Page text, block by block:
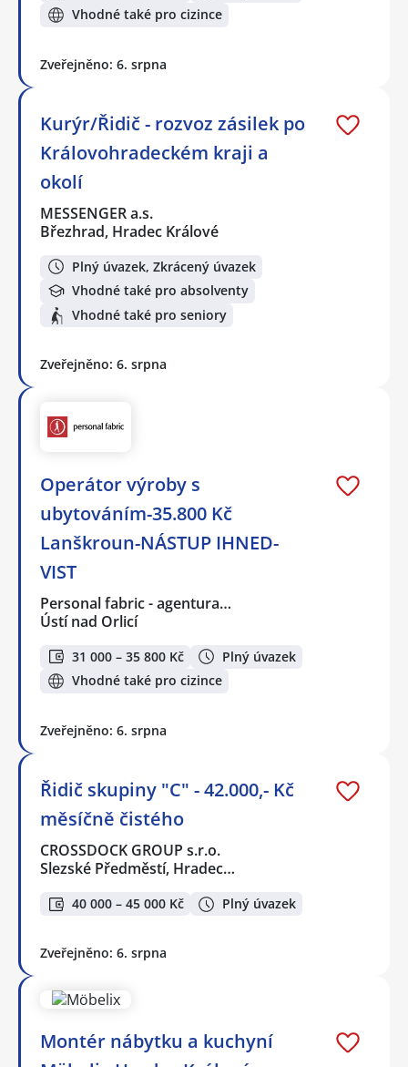
Vhodné také pro cizince
Zveřejněno: 6. srpna
Kurýr/Řidič - rozvoz zásilek po
Královohradeckém kraji a
okolí
MESSENGER a.s.
Březhrad, Hradec Králové
Plný úvazek, Zkrácený úvazek
Vhodné také pro absolventy
Vhodné také pro seniory
Zveřejněno: 6. srpna
Operátor výroby s
ubytováním-35.800 Kč
Lanškroun-NÁSTUP IHNED-
VIST
Personal fabric - agentura…
Ústí nad Orlicí
31 000 – 35 800 Kč
Plný úvazek
Vhodné také pro cizince
Zveřejněno: 6. srpna
Řidič skupiny "C" - 42.000,- Kč
měsíčně čistého
CROSSDOCK GROUP s.r.o.
Slezské Předměstí, Hradec…
40 000 – 45 000 Kč Plný úvazek
Zveřejněno: 6. srpna
Montér nábytku a kuchyní